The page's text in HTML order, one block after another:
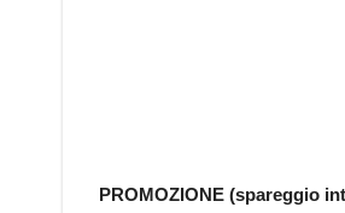
PROMOZIONE (spareggio